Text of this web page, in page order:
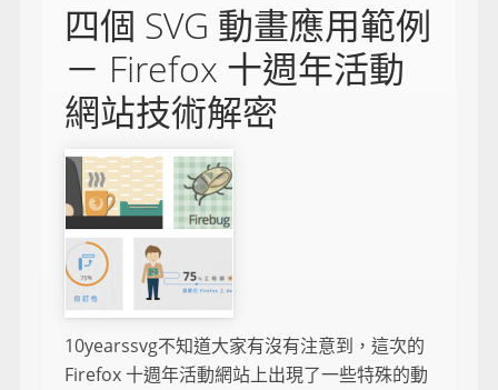
四個 SVG 動畫應用範例
－ Firefox 十週年活動
網站技術解密
10yearssvg不知道大家有沒有注意到，這次的
Firefox 十週年活動網站上出現了一些特殊的動